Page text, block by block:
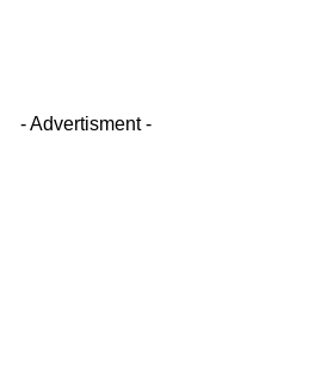
- Advertisment -